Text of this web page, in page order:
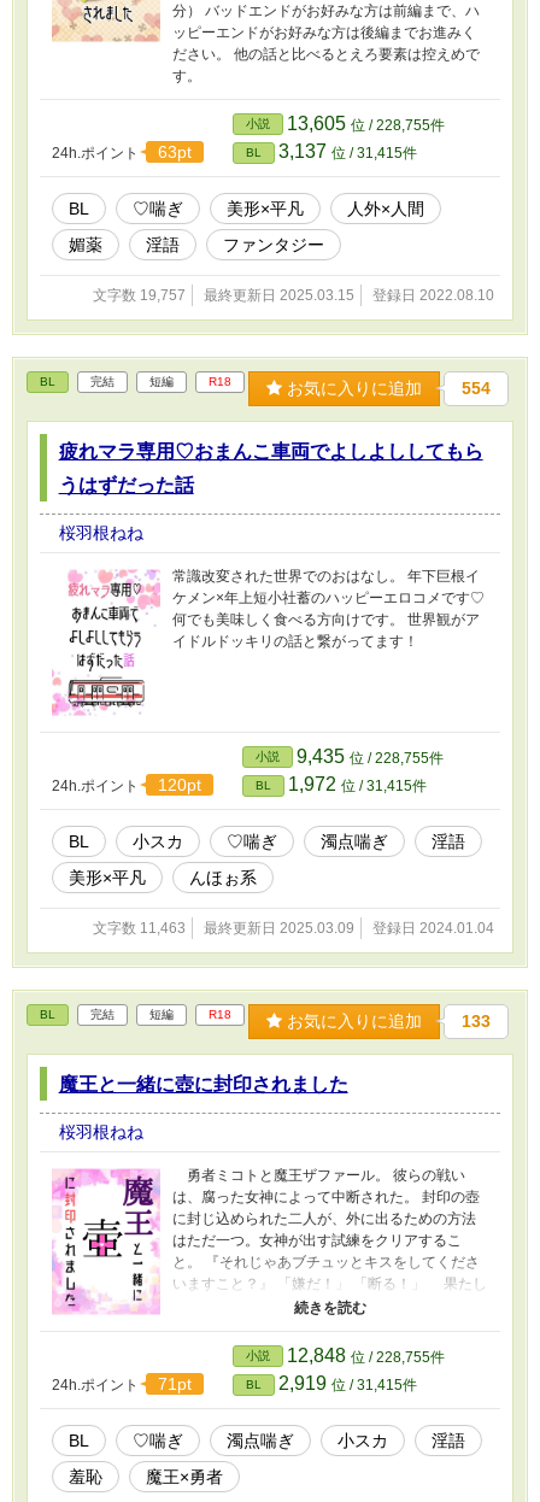
分） バッドエンドがお好みな方は前編まで、ハ
ッピーエンドがお好みな方は後編までお進みく
ださい。 他の話と比べるとえろ要素は控えめで
す。
24h.ポイント 63pt
小説 13,605 位 / 228,755件
BL 3,137 位 / 31,415件
BL ♡喘ぎ 美形×平凡
人外×人間
媚薬
淫語 ファンタジー
文字数 19,757 最終更新日 2025.03.15 登録日 2022.08.10
BL 完結 短編 R18 お気に入りに追加 554
疲れマラ専用♡おまんこ車両でよしよししてもら
うはずだった話
桜羽根ねね
常識改変された世界でのおはなし。 年下巨根イ
ケメン×年上短小社蓄のハッピーエロコメです♡
何でも美味しく食べる方向けです。 世界観がア
イドルドッキリの話と繋がってます！
24h.ポイント 120pt
小説 9,435 位 / 228,755件
BL 1,972 位 / 31,415件
BL 小スカ ♡喘ぎ 濁点喘ぎ
淫語
美形×平凡
んほぉ系
文字数 11,463 最終更新日 2025.03.09 登録日 2024.01.04
BL 完結 短編 R18 お気に入りに追加 133
魔王と一緒に壺に封印されました
桜羽根ねね
勇者ミコトと魔王ザファール。 彼らの戦い
は、腐った女神によって中断された。 封印の壺
に封じ込められた二人が、外に出るための方法
はただ一つ。女神が出す試練をクリアするこ
と。 『それじゃあブチュッとキスをしてくださ
いますこと？』 「嫌だ！」 「断る！」 果たし
て勇者と魔王は女神の試練()を無事に終えること
ができるのか──。 腐女神による○○しないと出
られない部屋ならぬ出られない壺です。ファン
タジーなので好き勝手にすけべに書いてます♡
人外要素はとっても薄味。 短編集から独立させ
ました。 何でも美味しく食べる方向けです！
24h.ポイント 71pt
小説 12,848 位 / 228,755件
BL 2,919 位 / 31,415件
BL ♡喘ぎ 濁点喘ぎ 小スカ
淫語
羞恥
魔王×勇者